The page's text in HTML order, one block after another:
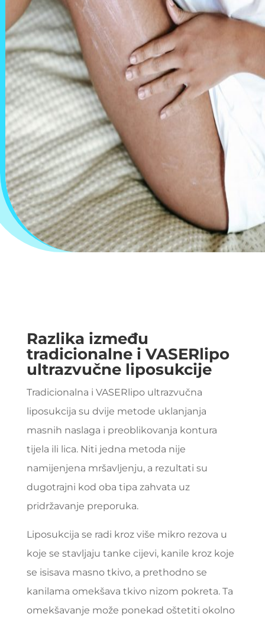
Razlika između
tradicionalne i VASERlipo
ultrazvučne liposukcije
Tradicionalna i VASERlipo ultrazvučna
liposukcija su dvije metode uklanjanja
masnih naslaga i preoblikovanja kontura
tijela ili lica. Niti jedna metoda nije
namijenjena mršavljenju, a rezultati su
dugotrajni kod oba tipa zahvata uz
pridržavanje preporuka.
Liposukcija se radi kroz više mikro rezova u
koje se stavljaju tanke cijevi, kanile kroz koje
se isisava masno tkivo, a prethodno se
kanilama omekšava tkivo nizom pokreta. Ta
omekšavanje može ponekad oštetiti okolno